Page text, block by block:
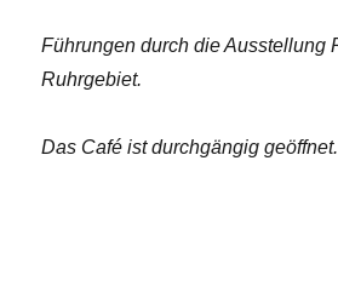
Führungen durch die Ausstellung
Ruhrgebiet.
Das Café ist durchgängig geöffnet.